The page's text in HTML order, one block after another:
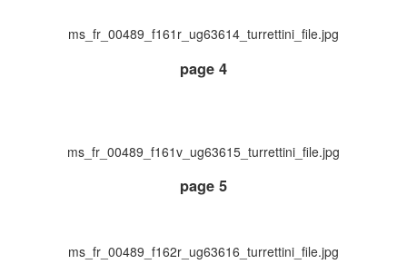
ms_fr_00489_f161r_ug63614_turrettini_file.jpg
page 4
ms_fr_00489_f161v_ug63615_turrettini_file.jpg
page 5
ms_fr_00489_f162r_ug63616_turrettini_file.jpg